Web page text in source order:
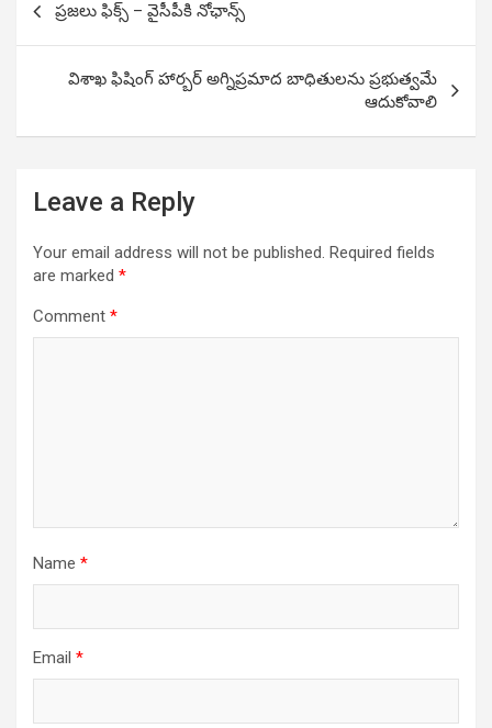
navigation
ప్రజలు ఫిక్స్ – వైసీపీకి నోఛాన్స్
విశాఖ ఫిషింగ్ హార్బర్ అగ్నిప్రమాద బాధితులను ప్రభుత్వమే
ఆదుకోవాలి
Leave a Reply
Your email address will not be published. Required fields
are marked *
Comment *
Name *
Email *